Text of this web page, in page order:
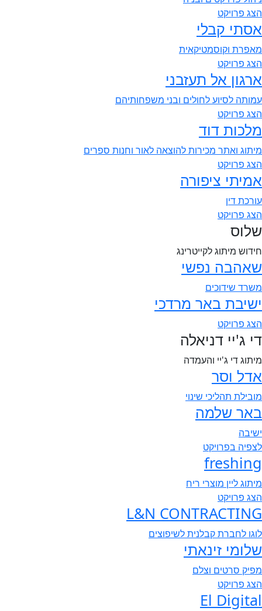
הצג פרויקט
אסתי קבלי
מאפרת וקוסמטיקאית
הצג פרויקט
ארגון אל תעזבני
עמותה לסיוע לחולים ובני משפחותיהם
הצג פרויקט
מלכות דוד
מיתוג ואתר מכירות להוצאה לאור וחנות ספרים
הצג פרויקט
אמיתי ציפורה
עורכת דין
הצג פרויקט
שלוס
חידוש מיתוג לקייטרינג
שאהבה נפשי
משרד שידוכים
ישיבת באר מרדכי
הצג פרויקט
די ג'יי דניאלה
מיתוג די ג'יי והעמדה
אדל וסר
מובילת תהליכי שינוי
באר שלמה
ישיבה
לצפיה בפרויקט
freshing
מיתוג ליין מוצרי ריח
הצג פרויקט
L&N CONTRACTING
לוגו לחברת קבלנית לשיפוצים
שלומי זינאתי
מפיק סרטים וצלם
הצג פרויקט
El Digital